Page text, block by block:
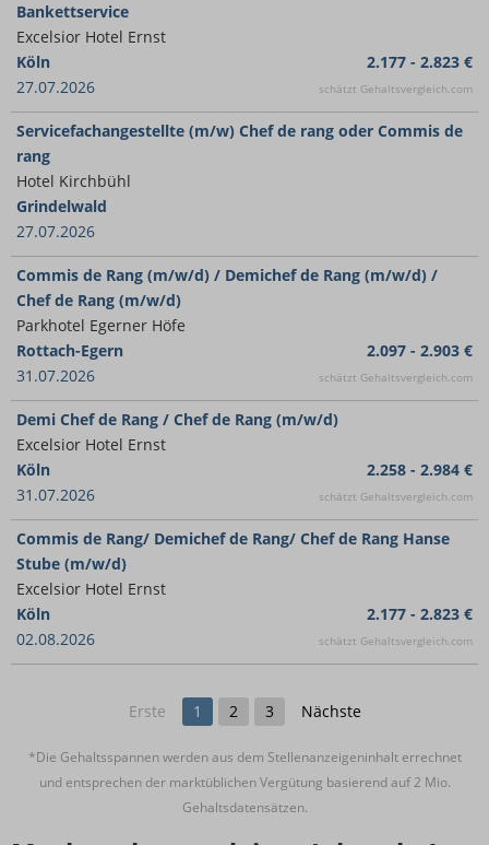
Bankettservice
Excelsior Hotel Ernst
Köln
27.07.2026
2.177 - 2.823 €
schätzt Gehaltsvergleich.com
Servicefachangestellte (m/w) Chef de rang oder Commis de
rang
Hotel Kirchbühl
Grindelwald
27.07.2026
Commis de Rang (m/w/d) / Demichef de Rang (m/w/d) /
Chef de Rang (m/w/d)
Parkhotel Egerner Höfe
Rottach-Egern
31.07.2026
2.097 - 2.903 €
schätzt Gehaltsvergleich.com
Demi Chef de Rang / Chef de Rang (m/w/d)
Excelsior Hotel Ernst
Köln
31.07.2026
2.258 - 2.984 €
schätzt Gehaltsvergleich.com
Commis de Rang/ Demichef de Rang/ Chef de Rang Hanse
Stube (m/w/d)
Excelsior Hotel Ernst
Köln
02.08.2026
2.177 - 2.823 €
schätzt Gehaltsvergleich.com
Erste 1 2 3 Nächste
*Die Gehaltsspannen werden aus dem Stellenanzeigeninhalt errechnet
und entsprechen der marktüblichen Vergütung basierend auf 2 Mio.
Gehaltsdatensätzen.